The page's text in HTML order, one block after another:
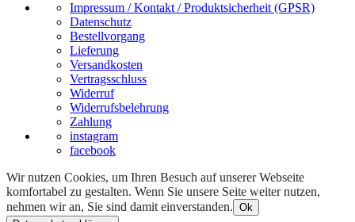
Impressum / Kontakt / Produktsicherheit (GPSR)
Datenschutz
Bestellvorgang
Lieferung
Versandkosten
Vertragsschluss
Widerruf
Widerrufsbelehrung
Zahlung
instagram
facebook
Wir nutzen Cookies, um Ihren Besuch auf unserer Webseite
komfortabel zu gestalten. Wenn Sie unsere Seite weiter nutzen,
nehmen wir an, Sie sind damit einverstanden. Ok